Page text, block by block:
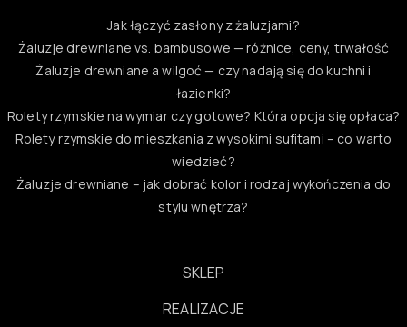
Jak łączyć zasłony z żaluzjami?
Żaluzje drewniane vs. bambusowe — różnice, ceny, trwałość
Żaluzje drewniane a wilgoć — czy nadają się do kuchni i
łazienki?
Rolety rzymskie na wymiar czy gotowe? Która opcja się opłaca?
Rolety rzymskie do mieszkania z wysokimi sufitami – co warto
wiedzieć?
Żaluzje drewniane – jak dobrać kolor i rodzaj wykończenia do
stylu wnętrza?
SKLEP
REALIZACJE